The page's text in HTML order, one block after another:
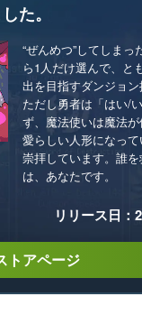
た。
“ぜんめつ”してしま
ら1人だけ選んで、と
出を目指すダンジョン
ただし勇者は「はい/
ず、魔法使いは魔法
愛らしい人形になっ
崇拝しています。誰
は、あなたです。
リリース日：
トアページ